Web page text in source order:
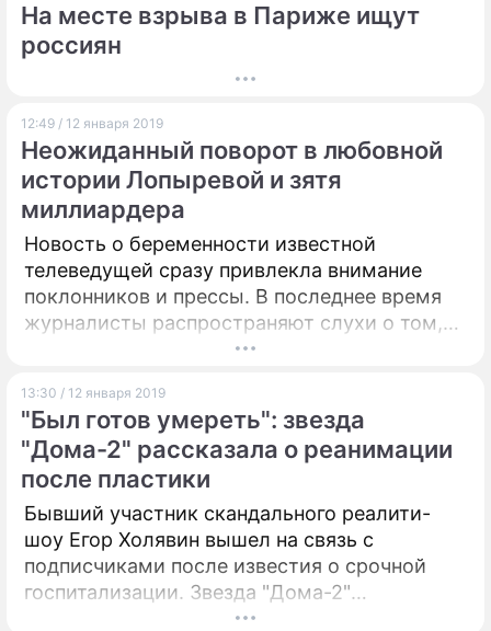
На месте взрыва в Париже ищут
россиян
12:49 / 12 января 2019
Неожиданный поворот в любовной
истории Лопыревой и зятя
миллиардера
Новость о беременности известной
телеведущей сразу привлекла внимание
поклонников и прессы. В последнее время
журналисты распространяют слухи о том,
что отцом будущего ребенка Виктории
Булатов. Представители бизнесмена дали
первый комментарий.
13:30 / 12 января 2019
"Был готов умереть": звезда
"Дома-2" рассказала о реанимации
после пластики
Бывший участник скандального реалити-
шоу Егор Холявин вышел на связь с
подписчиками после известия о срочной
госпитализации. Звезда "Дома-2"
поблагодарила всех поклонников за